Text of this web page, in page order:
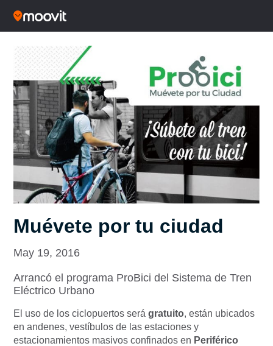
Muévete por tu ciudad
May 19, 2016
Arrancó el programa ProBici del Sistema de Tren
Eléctrico Urbano
El uso de los ciclopuertos será gratuito, están ubicados
en andenes, vestíbulos de las estaciones y
estacionamientos masivos confinados en Periférico